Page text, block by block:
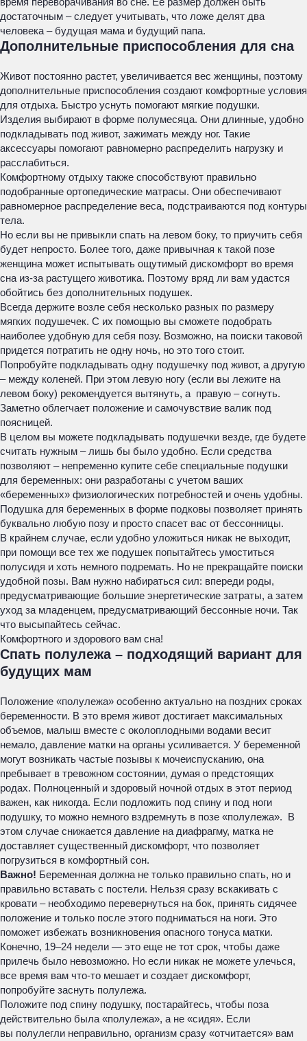
достаточным – следует учитывать, что ложе делят два
человека – будущая мама и будущий папа.
Дополнительные приспособления для сна
Живот постоянно растет, увеличивается вес женщины, поэтому
дополнительные приспособления создают комфортные условия
для отдыха. Быстро уснуть помогают мягкие подушки.
Изделия выбирают в форме полумесяца. Они длинные, удобно
подкладывать под живот, зажимать между ног. Такие
аксессуары помогают равномерно распределить нагрузку и
расслабиться.
Комфортному отдыху также способствуют правильно
подобранные ортопедические матрасы. Они обеспечивают
равномерное распределение веса, подстраиваются под контуры
тела.
Но если вы не привыкли спать на левом боку, то приучить себя
будет непросто. Более того, даже привычная к такой позе
женщина может испытывать ощутимый дискомфорт во время
сна из-за растущего животика. Поэтому вряд ли вам удастся
обойтись без дополнительных подушек.
Всегда держите возле себя несколько разных по размеру
мягких подушечек. С их помощью вы сможете подобрать
наиболее удобную для себя позу. Возможно, на поиски таковой
придется потратить не одну ночь, но это того стоит.
Попробуйте подкладывать одну подушечку под живот, а другую
– между коленей. При этом левую ногу (если вы лежите на
левом боку) рекомендуется вытянуть, а правую – согнуть.
Заметно облегчает положение и самочувствие валик под
поясницей.
В целом вы можете подкладывать подушечки везде, где будете
считать нужным – лишь бы было удобно. Если средства
позволяют – непременно купите себе специальные подушки
для беременных: они разработаны с учетом ваших
«беременных» физиологических потребностей и очень удобны.
Подушка для беременных в форме подковы позволяет принять
буквально любую позу и просто спасет вас от бессонницы.
В крайнем случае, если удобно уложиться никак не выходит,
при помощи все тех же подушек попытайтесь умоститься
полусидя и хоть немного подремать. Но не прекращайте поиски
удобной позы. Вам нужно набираться сил: впереди роды,
предусматривающие большие энергетические затраты, а затем
уход за младенцем, предусматривающий бессонные ночи. Так
что высыпайтесь сейчас.
Комфортного и здорового вам сна!
Спать полулежа – подходящий вариант для
будущих мам
Положение «полулежа» особенно актуально на поздних сроках
беременности. В это время живот достигает максимальных
объемов, малыш вместе с околоплодными водами весит
немало, давление матки на органы усиливается. У беременной
могут возникать частые позывы к мочеиспусканию, она
пребывает в тревожном состоянии, думая о предстоящих
родах. Полноценный и здоровый ночной отдых в этот период
важен, как никогда. Если подложить под спину и под ноги
подушку, то можно немного вздремнуть в позе «полулежа». В
этом случае снижается давление на диафрагму, матка не
доставляет существенный дискомфорт, что позволяет
погрузиться в комфортный сон.
Важно! Беременная должна не только правильно спать, но и
правильно вставать с постели. Нельзя сразу вскакивать с
кровати – необходимо перевернуться на бок, принять сидячее
положение и только после этого подниматься на ноги. Это
поможет избежать возникновения опасного тонуса матки.
Конечно, 19–24 недели — это еще не тот срок, чтобы даже
прилечь было невозможно. Но если никак не можете улечься,
все время вам что-то мешает и создает дискомфорт,
попробуйте заснуть полулежа.
Положите под спину подушку, постарайтесь, чтобы поза
действительно была «полулежа», а не «сидя». Если
вы полулегли неправильно, организм сразу «отчитается» вам